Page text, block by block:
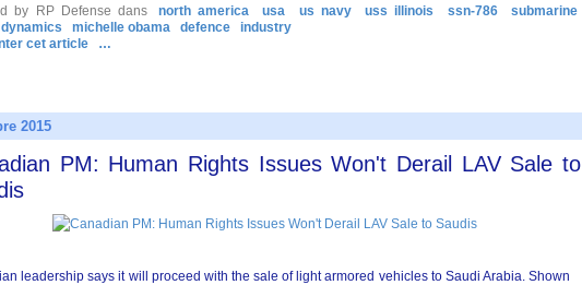
by RP Defense dans north america usa us navy uss illinois ssn-786
submarine
michelle obama defence
industry
cet article
…
2015
PM: Human Rights Issues Won't Derail LAV Sale to
leadership says it will proceed with the sale of light armored vehicles to Saudi Arabia. Shown